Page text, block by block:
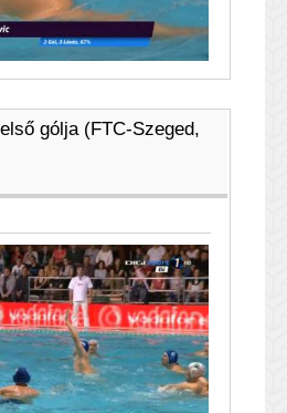
gólja (FTC-Szeged,